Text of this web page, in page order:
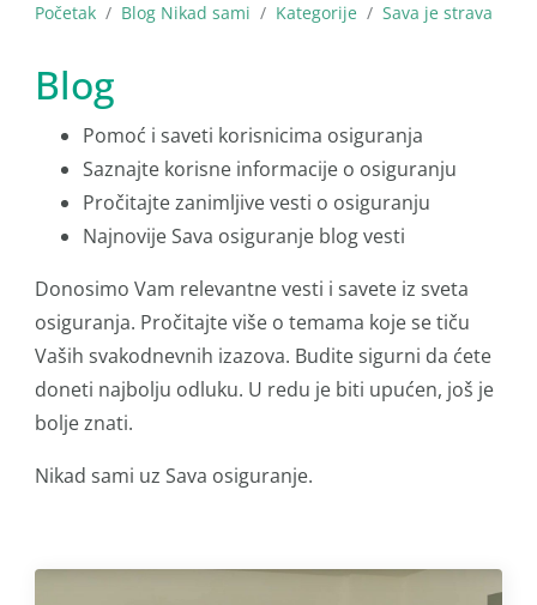
Početak Blog Nikad sami Kategorije Sava je strava
Blog
Pomoć i saveti korisnicima osiguranja
Saznajte korisne informacije o osiguranju
Pročitajte zanimljive vesti o osiguranju
Najnovije Sava osiguranje blog vesti
Donosimo Vam relevantne vesti i savete iz sveta
osiguranja. Pročitajte više o temama koje se tiču
Vaših svakodnevnih izazova. Budite sigurni da ćete
doneti najbolju odluku. U redu je biti upućen, još je
bolje znati.
Nikad sami uz Sava osiguranje.